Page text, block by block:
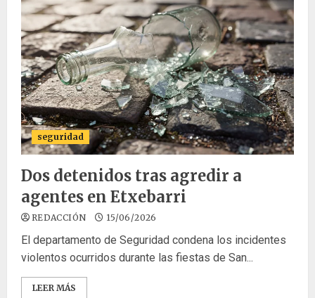
seguridad
Dos detenidos tras agredir a
agentes en Etxebarri
REDACCIÓN 15/06/2026
El departamento de Seguridad condena los incidentes
violentos ocurridos durante las fiestas de San...
LEER MÁS